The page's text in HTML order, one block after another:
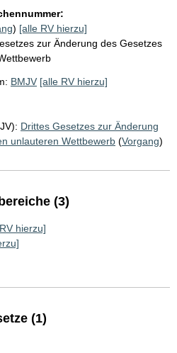
) [alle RV hierzu]
zur Änderung des Gesetzes
BMJV [alle RV hierzu]
Drittes Gesetzes zur Änderung
unlauteren Wettbewerb (Vorgang)
(3)
hierzu]
(1)